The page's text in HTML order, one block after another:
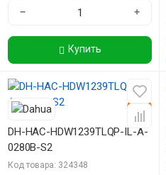
− +
Купить
DH-HAC-HDW1239TLQP-IL-A-
0280B-S2
Код товара: 324348